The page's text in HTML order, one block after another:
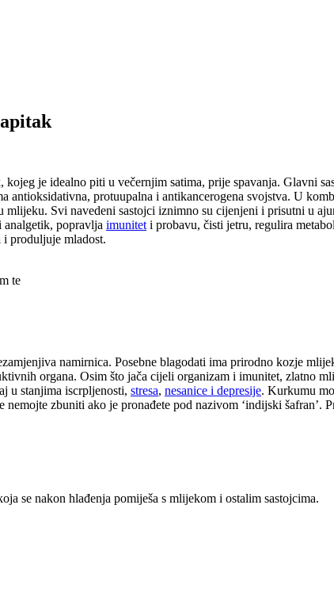
kojeg je idealno piti u večernjim satima, prije spavanja. Glavni
antioksidativna, protuupalna i antikancerogena svojstva. U
mlijeku. Svi navedeni sastojci iznimno su cijenjeni i prisutni u
popravlja imunitet i probavu, čisti jetru, regulira
produljuje mladost.
te
namirnica. Posebne blagodati ima prirodno kozje
organa. Osim što jača cijeli organizam i imunitet, zlatno
u stanjima iscrpljenosti, stresa, nesanice i depresije. Kurkumu
nemojte zbuniti ako je pronađete pod nazivom ‘indijski
se nakon hlađenja pomiješa s mlijekom i ostalim sastojcima.